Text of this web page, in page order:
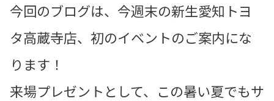
今回のブログは、今週末の新生愛知トヨ
タ高蔵寺店、初のイベントのご案内にな
ります！
来場プレゼントとして、この暑い夏でもサ